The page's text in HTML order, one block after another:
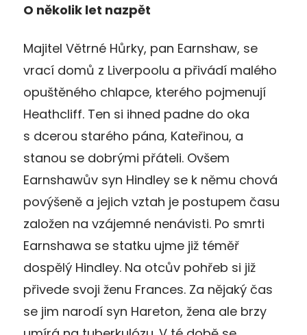
O několik let nazpět
Majitel Větrné Hůrky, pan Earnshaw, se
vrací domů z Liverpoolu a přivádí malého
opuštěného chlapce, kterého pojmenují
Heathcliff. Ten si ihned padne do oka
s dcerou starého pána, Kateřinou, a
stanou se dobrými přáteli. Ovšem
Earnshawův syn Hindley se k němu chová
povýšeně a jejich vztah je postupem času
založen na vzájemné nenávisti. Po smrti
Earnshawa se statku ujme již téměř
dospělý Hindley. Na otcův pohřeb si již
přivede svoji ženu Frances. Za nějaký čas
se jim narodí syn Hareton, žena ale brzy